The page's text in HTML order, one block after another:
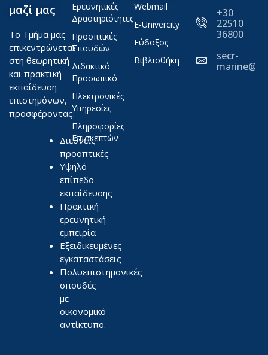
μαζί μας
Το Τμήμα μας
επικεντρώνεται
στη θεωρητική
και πρακτική
εκπαίδευση
επιστημόνων,
προσφέροντας:
Διεθνείς
προοπτικές
Υψηλό
επίπεδο
εκπαίδευσης
Πρακτική
ερευνητική
εμπειρία
Εξειδικευμένες
εγκαταστάσεις
Πολυεπιστημονικές
σπουδές
με
οικονομικό
αντίκτυπο.
Ερευνητικές
Δραστηριότητες
Προοπτικές
Σπουδών
Διδακτικό
Προσωπικό
Ηλεκτρονικές
Υπηρεσίες
Πληροφορίες
Επισκεπτών
Webmail
E-Univercity
Εύδοξος
Βιβλιοθήκη
+30
22510
36800
secr-